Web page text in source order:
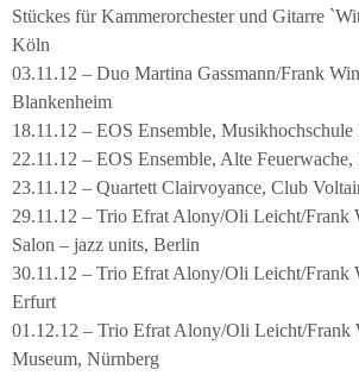
Stückes für Kammerorchester und Gitarre
Köln
03.11.12 – Duo Martina Gassmann/Frank
Blankenheim
18.11.12 – EOS Ensemble,
22.11.12 – EOS Ensemble, Alte
23.11.12 – Quartett Clairvoyance, Club
29.11.12 – Trio Efrat Alony/Oli Leicht/Frank
Salon – jazz units, Berlin
30.11.12 – Trio Efrat Alony/Oli Leicht/Frank
Erfurt
01.12.12 – Trio Efrat Alony/Oli Leicht/Frank
Museum, Nürnberg